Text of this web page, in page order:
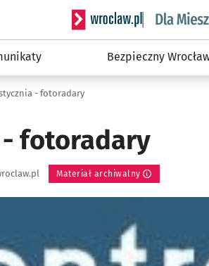
Serwis informacyjny
Bezpieczny
- fotoradary
fotoradary
Materiał archiwalny